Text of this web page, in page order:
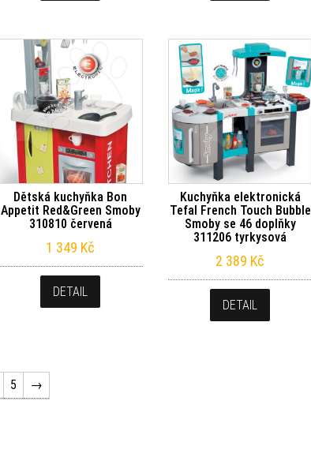
Dětská kuchyňka Bon
Appetit Red&Green Smoby
310810 červená
1 349 Kč
DETAIL
Kuchyňka elektronická
Tefal French Touch Bubble
Smoby se 46 doplňky
311206 tyrkysová
2 389 Kč
DETAIL
5 →